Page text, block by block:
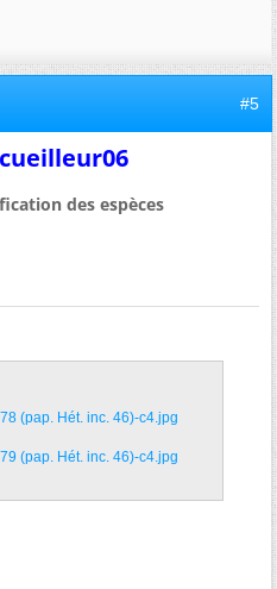
#5
des espèces
(pap. Hét. inc. 46)-c4.jpg‎
(pap. Hét. inc. 46)-c4.jpg‎